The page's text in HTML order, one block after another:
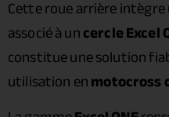
Cette roue arrière intègre
associé à uncercle Excel
constitue une solution
utilisation enmotocross